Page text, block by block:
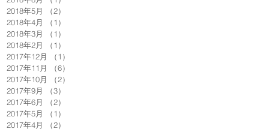
2018年5月
（2）
2018年4月
（1）
2018年3月
（1）
2018年2月
（1）
2017年12月
（1）
2017年11月
（6）
2017年10月
（2）
2017年9月
（3）
2017年6月
（2）
2017年5月
（1）
2017年4月
（2）